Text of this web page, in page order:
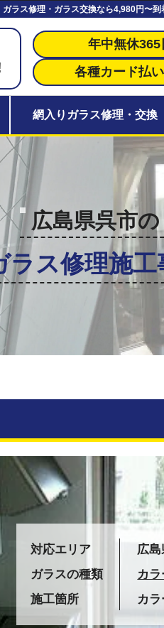
ガラス修理・ガラス交換なら4,980円〜到
年中無休365
各種カード払
網入りガラス修理・交換
広島県呉市の
ラス修理施工
対応エリア 広島
ガラスの種類
カ
施工箇所
カ